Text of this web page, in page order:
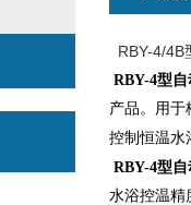
RBY-4/4B
RBY-4型
产品。用于
控制恒温水
RBY-4型
水浴控温精